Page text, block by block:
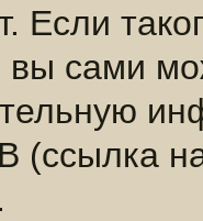
Если
вы сами
(ссылка